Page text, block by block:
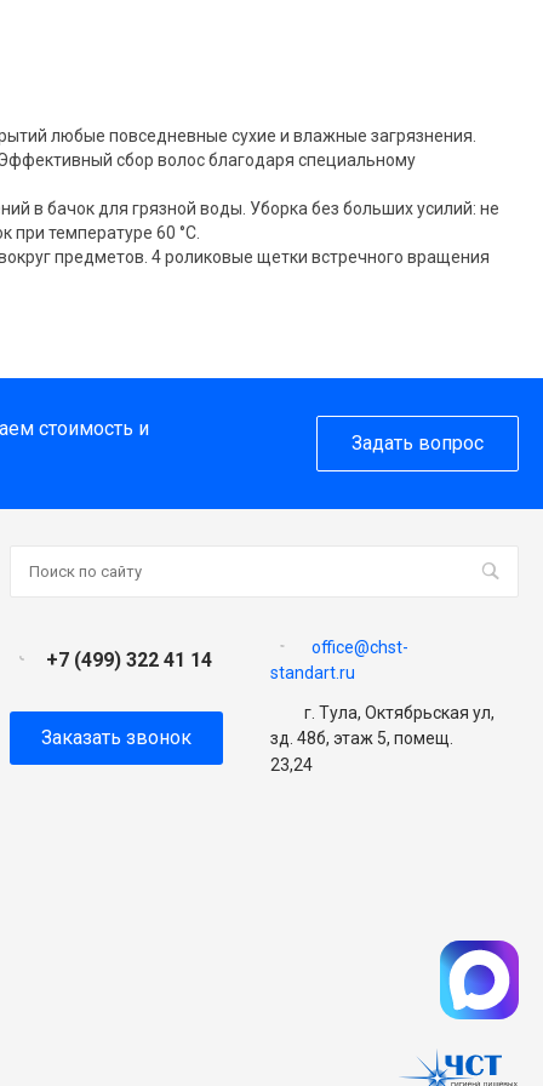
любые повседневные сухие и влажные загрязнения.
сбор волос благодаря специальному
в бачок для грязной воды. Уборка без больших усилий: не
температуре 60 °C.
предметов. 4 роликовые щетки встречного вращения
стоимость и
Задать вопрос
+7 (499) 322 41 14
office@chst-
standart.ru
Заказать звонок
г. Тула, Октябрьская ул,
зд. 48б, этаж 5, помещ.
23,24